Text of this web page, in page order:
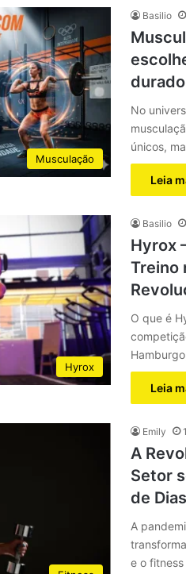
Musculação
Basilio
No
únicos,
Leia
Hyrox
Basilio
Hyrox
Treino
O que é
Leia
Emily
A
Setor
de Dias
A
e o